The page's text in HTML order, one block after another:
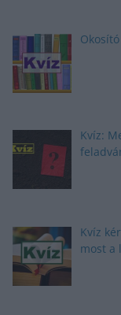
Kvíz:
Kvíz
most a